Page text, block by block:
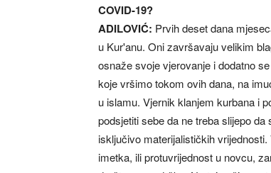
COVID-19?
ADILOVIĆ: Prvih deset dana
u Kur'anu. Oni završavaju velikim
osnaže svoje vjerovanje i dodatno
koje vršimo tokom ovih dana, na
u islamu. Vjernik klanjem kurbana i
podsjetiti sebe da ne treba slijepo
isključivo materijalističkih
imetka, ili protuvrijednost u novcu,